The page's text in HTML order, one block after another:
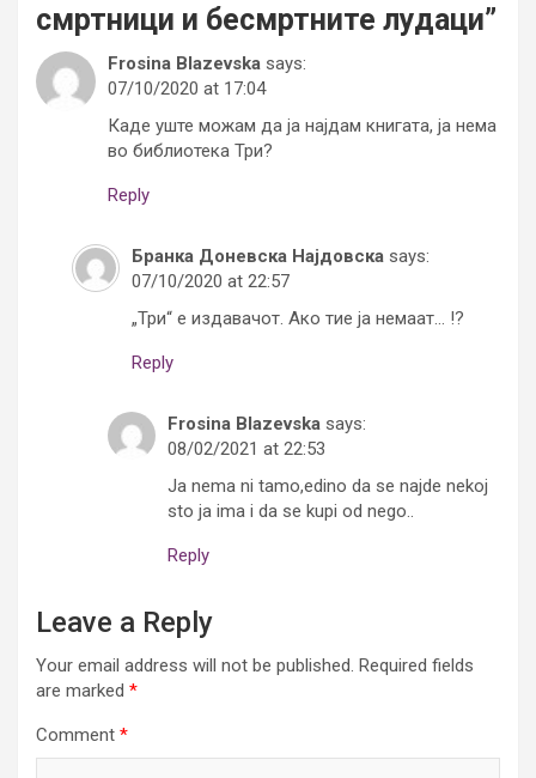
смртници и бесмртните лудаци”
Frosina Blazevska says:
07/10/2020 at 17:04
Каде уште можам да ја најдам книгата, ја нема
во библиотека Три?
Reply
Бранка Доневска Најдовска says:
07/10/2020 at 22:57
„Три“ е издавачот. Ако тие ја немаат… !?
Reply
Frosina Blazevska says:
08/02/2021 at 22:53
Ja nema ni tamo,edino da se najde nekoj
sto ja ima i da se kupi od nego..
Reply
Leave a Reply
Your email address will not be published. Required fields
are marked *
Comment *